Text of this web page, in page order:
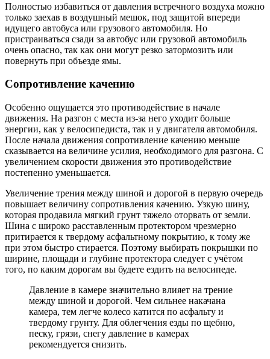
Полностью избавиться от давления встречного воздуха можно
только заехав в воздушный мешок, под защитой впереди
идущего автобуса или грузового автомобиля. Но
пристраиваться сзади за автобус или грузовой автомобиль
очень опасно, так как они могут резко затормозить или
повернуть при объезде ямы.
Сопротивление качению
Особенно ощущается это противодействие в начале
движения. На разгон с места из-за него уходит больше
энергии, как у велосипедиста, так и у двигателя автомобиля.
После начала движения сопротивление качению меньше
сказывается на величине усилия, необходимого для разгона. С
увеличением скорости движения это противодействие
постепенно уменьшается.
Увеличение трения между шиной и дорогой в первую очередь
повышает величину сопротивления качению. Узкую шину,
которая продавила мягкий грунт тяжело оторвать от земли.
Шина с широко расставленным протектором чрезмерно
притирается к твердому асфальтному покрытию, к тому же
при этом быстро стирается. Поэтому выбирать покрышки по
ширине, площади и глубине протектора следует с учётом
того, по каким дорогам вы будете ездить на велосипеде.
Давление в камере значительно влияет на трение
между шиной и дорогой. Чем сильнее накачана
камера, тем легче колесо катится по асфальту и
твердому грунту. Для облегчения езды по щебню,
песку, грязи, снегу давление в камерах
рекомендуется снизить.